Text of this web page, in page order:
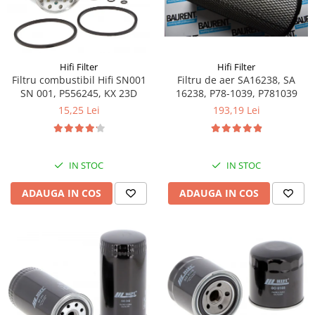
Punti - axe
Diverse piese transmisie
Piese ambreiaj
Angrenaje transmisie
Grupuri conice
Convertizoare
Cruce cardan
Roti teren accidentat
Janta
Anvelope
Roata transpaleta
Piese motor Yanmar
Piese Fiat
Piese Snorkel
Piese John Deere
Piese Vapormatic
Piese Dana Spicer
Piese Yale
Piese Hyster
Hifi Filter
Filtru combustibil Hifi SN001
SN 001, P556245, KX 23D
15,25 Lei
IN STOC
ADAUGA IN COS
Hifi Filter
Filtru de aer SA16238, SA
16238, P78-1039, P781039
193,19 Lei
IN STOC
ADAUGA IN COS